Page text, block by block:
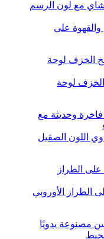
والقهوة على
الخزف لوحة
اللون الصقيل
الطراز الأوروبي